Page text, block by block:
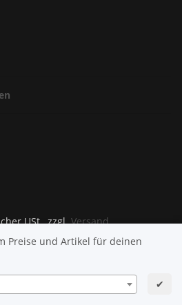
Preise und Artikel für deinen
✔
USt., zzgl.Versand
GmbH